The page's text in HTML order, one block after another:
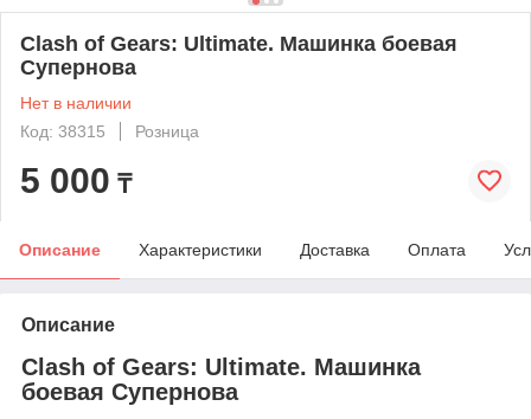
Clash of Gears: Ultimate. Машинка боевая
Супернова
Нет в наличии
Код: 38315
Розница
5 000 ₸
Описание Характеристики Доставка Оплата
Описание
Clash of Gears: Ultimate. Машинка
боевая Супернова